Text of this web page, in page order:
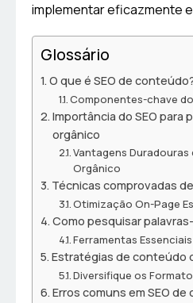
implementar eficazmente
Glossário
O que é SEO de
Componentes-chave
Importância do SEO para
orgânico
Vantagens
Orgânico
Técnicas comprovadas
Otimização On-Page
Como pesquisar
Ferramentas
Estratégias de conteúdo
Diversifique os
Erros comuns em SEO